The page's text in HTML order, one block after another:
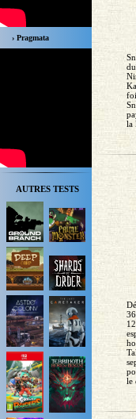
› Pragmata
AUTRES TESTS
la
le